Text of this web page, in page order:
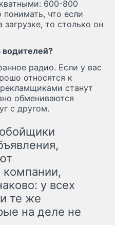
600-800
что если
то столько он
водителей?
радио. Если у вас
относятся к
станут
обмениваются
с другом.
компании,
у всех
те же
на деле не